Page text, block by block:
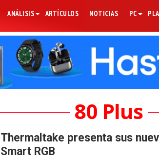
ANÁLISIS ARTÍCULOS NOTICIAS PC
80 Plus
Thermaltake presenta sus
Smart RGB